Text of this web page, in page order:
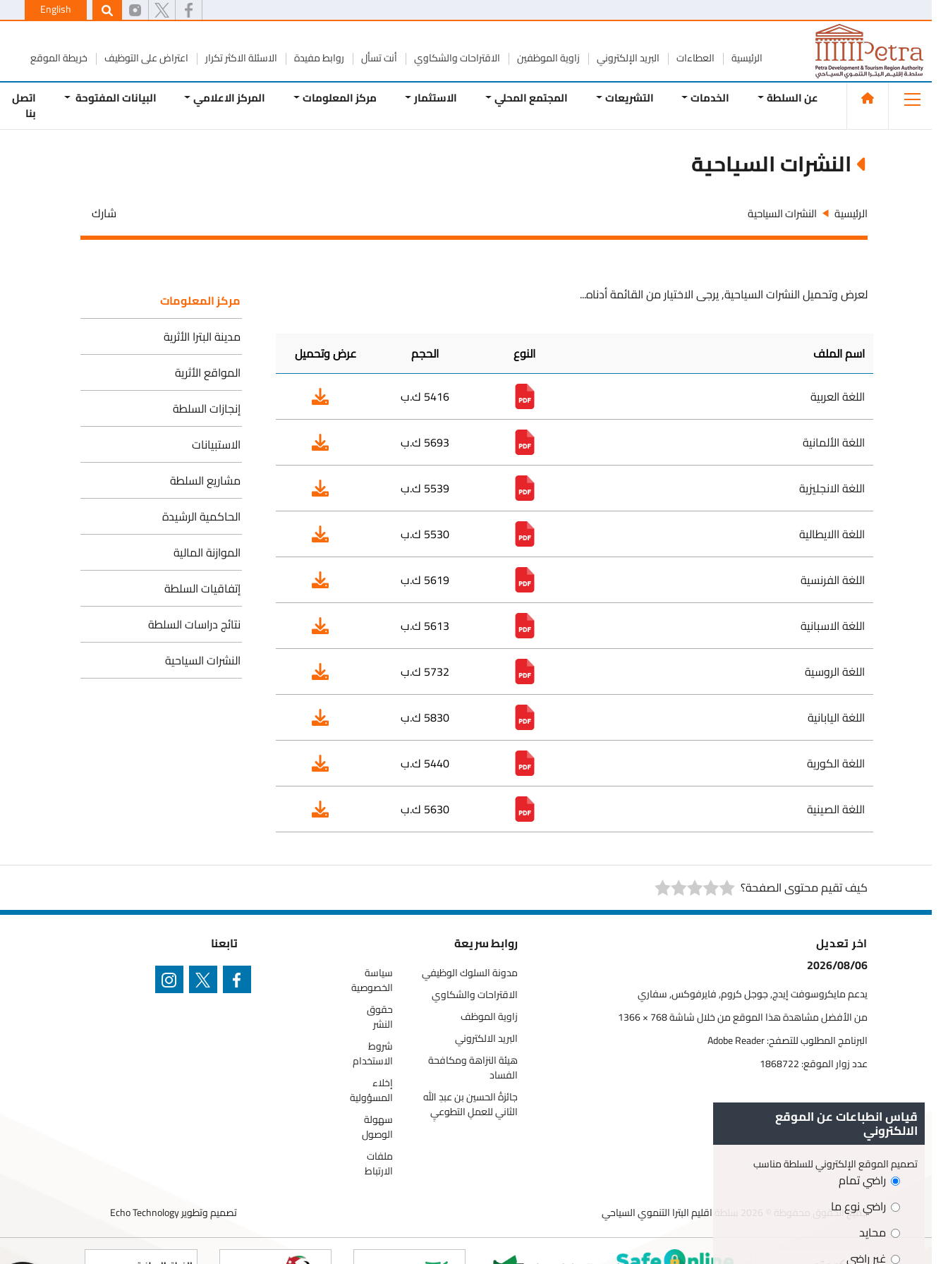
قياس انطباعات عن الموقع
الالكتروني
تصميم الموقع الإلكتروني للسلطة مناسب
راضي تمام
راضي نوع ما
محايد
غير راضي
English
الرئيسية العطاءات البريد الإلكتروني زاوية الموظفين الاقتراحات والشكاوي أنت تسأل روابط مفيدة الاسئلة الاكثر تكرار اعتراض على التوظيف خريطة الموقع
عن السلطة الخدمات التشريعات المجتمع المحلي الاستثمار مركز المعلومات المركز الاعلامي البيانات المفتوحة اتصل
النشرات السياحية
الرئيسية النشرات السياحية شارك
لعرض وتحميل النشرات السياحية, يرجى الاختيار من القائمة أدناه...
اسم الملف النوع الحجم عرض وتحميل
اللغة العربية 5416 ك.ب
اللغة الألمانية 5693 ك.ب
اللغة الانجليزية 5539 ك.ب
اللغة االايطالية 5530 ك.ب
اللغة الفرنسية 5619 ك.ب
اللغة الاسبانية 5613 ك.ب
اللغة الروسية 5732 ك.ب
اللغة اليابانية 5830 ك.ب
اللغة الكورية 5440 ك.ب
اللغة الصينية 5630 ك.ب
مركز المعلومات
مدينة البترا الأثرية
المواقع الأثرية
إنجازات السلطة
الاستبيانات
مشاريع السلطة
الحاكمية الرشيدة
الموازنة المالية
إتفاقيات السلطة
نتائج دراسات السلطة
النشرات السياحية
كيف تقيم محتوى الصفحة؟
اخر تعديل
2026/08/06
يدعم مايكروسوفت إيدج, جوجل كروم, فايرفوكس, سفاري
من الأفضل مشاهدة هذا الموقع من خلال شاشة 768 × 1366
البرنامج المطلوب للتصفح: Adobe Reader
عدد زوار الموقع:1868722
روابط سريعة
مدونة السلوك الوظيفي
الاقتراحات والشكاوي
زاوية الموظف
البريد الالكتروني
هيئة النزاهة ومكافحة
الفساد
جائزةُ الحسين بن عبدِ الله
الثاني للعملِ التطوعيِ
سياسة
الخصوصية
حقوق
النشر
شروط
الاستخدام
إخلاء
المسؤولية
سهولة
الوصول
ملفات
الارتباط
تابعنا
جميع الحقوق محفوظة © 2026 سلطة اقليم البترا التنموي السياحي تصميم وتطويرEcho Technology